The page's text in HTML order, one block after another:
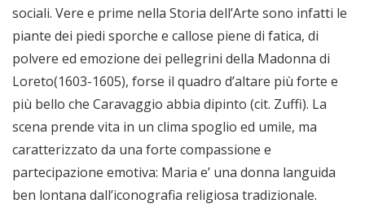
sociali. Vere e prime nella Storia dell’Arte sono infatti le
piante dei piedi sporche e callose piene di fatica, di
polvere ed emozione dei pellegrini della Madonna di
Loreto(1603-1605), forse il quadro d’altare più forte e
più bello che Caravaggio abbia dipinto (cit. Zuffi). La
scena prende vita in un clima spoglio ed umile, ma
caratterizzato da una forte compassione e
partecipazione emotiva: Maria e’ una donna languida
ben lontana dall’iconografia religiosa tradizionale.